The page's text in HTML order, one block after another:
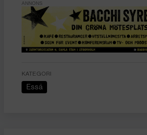
ANNONS
KATEGORI
Essä